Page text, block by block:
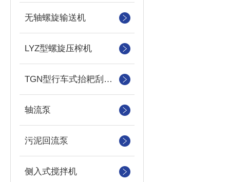
无轴螺旋输送机
LYZ型螺旋压榨机
TGN型行车式抬耙刮泥（撇渣机）机
轴流泵
污泥回流泵
侧入式搅拌机